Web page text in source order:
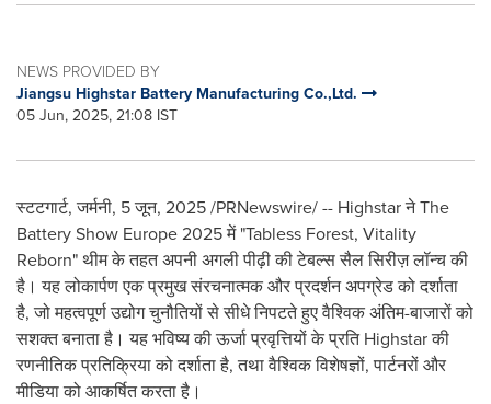
NEWS PROVIDED BY
Jiangsu Highstar Battery Manufacturing Co.,Ltd.
05 Jun, 2025, 21:08 IST
स्टटगार्ट, जर्मनी, 5 जून, 2025/PRNewswire/ -- Highstar ने The
Battery Show Europe 2025 में "Tabless Forest, Vitality
Reborn" थीम के तहत अपनी अगली पीढ़ी की टेबल्स सैल सिरीज़ लॉन्च की
है। यह लोकार्पण एक प्रमुख संरचनात्मक और प्रदर्शन अपग्रेड को दर्शाता
है, जो महत्वपूर्ण उद्योग चुनौतियों से सीधे निपटते हुए वैश्विक अंतिम-बाजारों को
सशक्त बनाता है। यह भविष्य की ऊर्जा प्रवृत्तियों के प्रति Highstar की
रणनीतिक प्रतिक्रिया को दर्शाता है, तथा वैश्विक विशेषज्ञों, पार्टनरों और
मीडिया को आकर्षित करता है।